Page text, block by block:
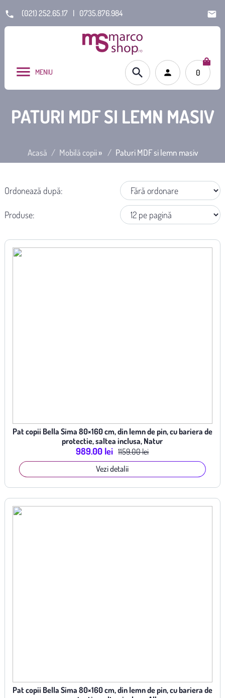
(021) 252.65.17 | 0735.876.984
MENIU 0
PATURI MDF SI LEMN MASIV
Acasă Mobilă copii» Paturi MDF si lemn masiv
Ordonează după:
Produse:
Pat copii Bella Sima 80×160 cm, din lemn de pin, cu bariera de
protectie, saltea inclusa, Natur
1159.00 lei
989.00 lei
Vezi detalii
Pat copii Bella Sima 80×160 cm, din lemn de pin, cu bariera de